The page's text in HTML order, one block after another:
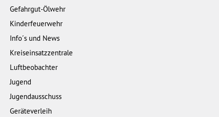
Gefahrgut-Ölwehr
Kinderfeuerwehr
Info´s und News
Kreiseinsatzzentrale
Luftbeobachter
Jugend
Jugendausschuss
Geräteverleih